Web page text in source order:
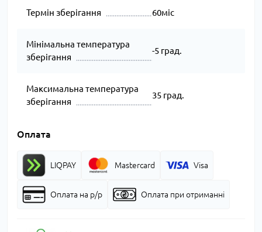
Термін зберігання 60міс
Мінімальна температура
зберігання
-5 град.
Максимальна температура
зберігання
35 град.
Оплата
LIQPAY Mastercard Visa
Оплата на р/р Оплата при отриманні